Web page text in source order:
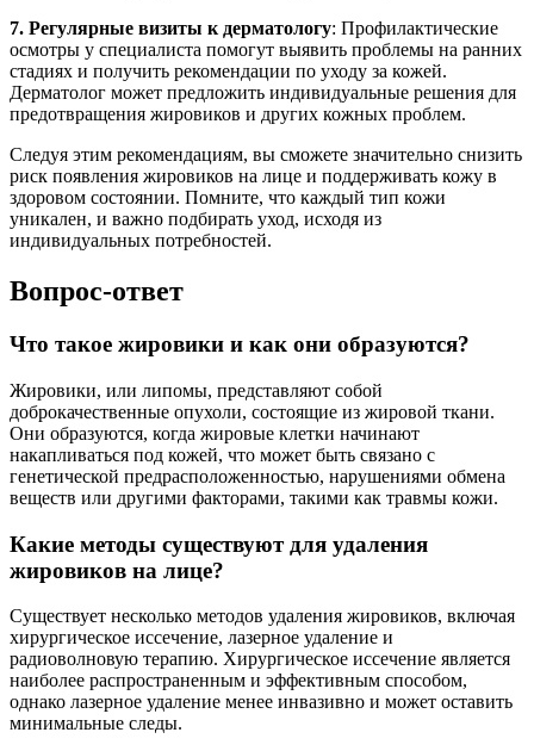
7. Регулярные визиты к дерматологу: Профилактические
осмотры у специалиста помогут выявить проблемы на ранних
стадиях и получить рекомендации по уходу за кожей.
Дерматолог может предложить индивидуальные решения для
предотвращения жировиков и других кожных проблем.
Следуя этим рекомендациям, вы сможете значительно снизить
риск появления жировиков на лице и поддерживать кожу в
здоровом состоянии. Помните, что каждый тип кожи
уникален, и важно подбирать уход, исходя из
индивидуальных потребностей.
Вопрос-ответ
Что такое жировики и как они образуются?
Жировики, или липомы, представляют собой
доброкачественные опухоли, состоящие из жировой ткани.
Они образуются, когда жировые клетки начинают
накапливаться под кожей, что может быть связано с
генетической предрасположенностью, нарушениями обмена
веществ или другими факторами, такими как травмы кожи.
Какие методы существуют для удаления
жировиков на лице?
Существует несколько методов удаления жировиков, включая
хирургическое иссечение, лазерное удаление и
радиоволновую терапию. Хирургическое иссечение является
наиболее распространенным и эффективным способом,
однако лазерное удаление менее инвазивно и может оставить
минимальные следы.